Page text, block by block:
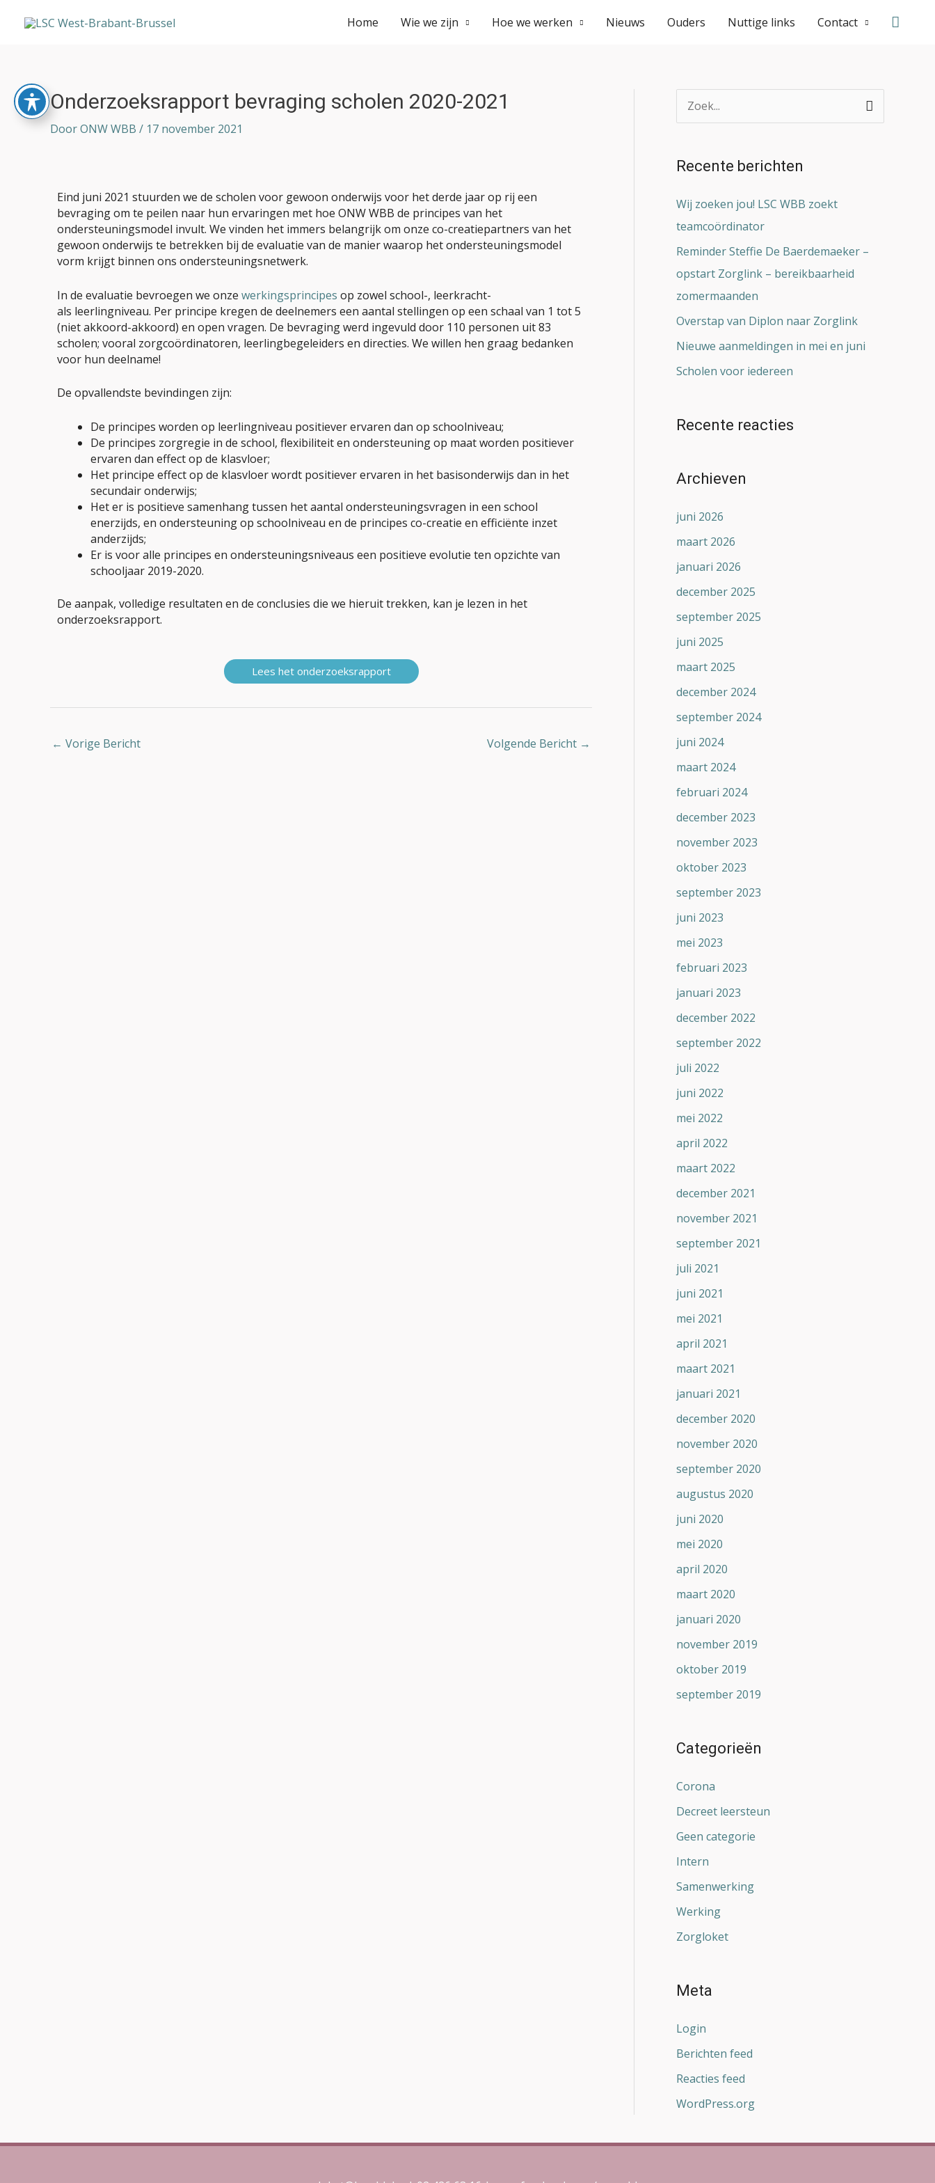
Home Wie we zijn Hoe we werken Nieuws Ouders Nuttige links Contact
Onderzoeksrapport bevraging scholen 2020-2021
DoorONW WBB / 17 november 2021
Eind juni 2021 stuurden we de scholen voor gewoon onderwijs voor het derde jaar op rij een
bevraging om te peilen naar hun ervaringen met hoe ONW WBB de principes van het
ondersteuningsmodel invult. We vinden het immers belangrijk om onze co-creatiepartners van het
gewoon onderwijs te betrekken bij de evaluatie van de manier waarop het ondersteuningsmodel
vorm krijgt binnen ons ondersteuningsnetwerk.
In de evaluatie bevroegen we onze werkingsprincipes op zowel school-, leerkracht-
als leerlingniveau. Per principe kregen de deelnemers een aantal stellingen op een schaal van 1 tot 5
(niet akkoord-akkoord) en open vragen. De bevraging werd ingevuld door 110 personen uit 83
scholen; vooral zorgcoördinatoren, leerlingbegeleiders en directies. We willen hen graag bedanken
voor hun deelname!
De opvallendste bevindingen zijn:
De principes worden op leerlingniveau positiever ervaren dan op schoolniveau;
De principes zorgregie in de school, flexibiliteit en ondersteuning op maat worden positiever
ervaren dan effect op de klasvloer;
Het principe effect op de klasvloer wordt positiever ervaren in het basisonderwijs dan in het
secundair onderwijs;
Het er is positieve samenhang tussen het aantal ondersteuningsvragen in een school
enerzijds, en ondersteuning op schoolniveau en de principes co-creatie en efficiënte inzet
anderzijds;
Er is voor alle principes en ondersteuningsniveaus een positieve evolutie ten opzichte van
schooljaar 2019-2020.
De aanpak, volledige resultaten en de conclusies die we hieruit trekken, kan je lezen in het
onderzoeksrapport.
Lees het onderzoeksrapport
Bericht
navigatie
← Vorige Bericht Volgende Bericht →
k
n
a
Recente berichten
Wij zoeken jou! LSC WBB zoekt
teamcoördinator
Reminder Steffie De Baerdemaeker –
opstart Zorglink – bereikbaarheid
zomermaanden
Overstap van Diplon naar Zorglink
Nieuwe aanmeldingen in mei en juni
Scholen voor iedereen
Recente reacties
Archieven
juni 2026
maart 2026
januari 2026
december 2025
september 2025
juni 2025
maart 2025
december 2024
september 2024
juni 2024
maart 2024
februari 2024
december 2023
november 2023
oktober 2023
september 2023
juni 2023
mei 2023
februari 2023
januari 2023
december 2022
september 2022
juli 2022
juni 2022
mei 2022
april 2022
maart 2022
december 2021
november 2021
september 2021
juli 2021
juni 2021
mei 2021
april 2021
maart 2021
januari 2021
december 2020
november 2020
september 2020
augustus 2020
juni 2020
mei 2020
april 2020
maart 2020
januari 2020
november 2019
oktober 2019
september 2019
Categorieën
Corona
Decreet leersteun
Geen categorie
Intern
Samenwerking
Werking
Zorgloket
Meta
Login
Berichten feed
Reacties feed
WordPress.org